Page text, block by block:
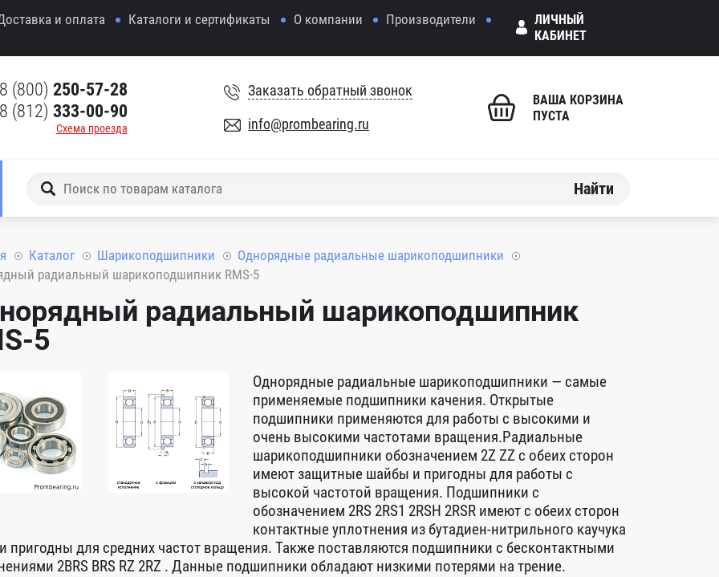
и оплата Каталоги и сертификаты О компании
Производители
ЛИЧНЫЙ
КАБИНЕТ
8 (800) 250-57-28
8 (812) 333-00-90
Схема проезда
Заказать обратный звонок
info@prombearing.ru
ВАША КОРЗИНА
ПУСТА
Найти
Каталог Шарикоподшипники
Однорядные радиальные шарикоподшипники
радиальный шарикоподшипник RMS-5
радиальный шарикоподшипник
5
Однорядные радиальные шарикоподшипники — самые
применяемые подшипники качения. Открытые
подшипники применяются для работы с высокими и
очень высокими частотами вращения.Радиальные
шарикоподшипники обозначением 2Z ZZ с обеих сторон
имеют защитные шайбы и пригодны для работы с
высокой частотой вращения. Подшипники с
обозначением 2RS 2RS1 2RSH 2RSR имеют с обеих сторон
контактные уплотнения из бутадиен-нитрильного каучука
пригодны для средних частот вращения. Также поставляются подшипники с бесконтактными
2BRS BRS RZ 2RZ . Данные подшипники обладают низкими потерями на трение.